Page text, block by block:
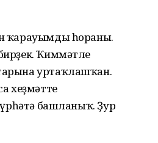
ҡара­уымды һораны.
Ҡиммәтле
уртаҡ­лашҡан.
хеҙмәтте
башланыҡ. Ҙур